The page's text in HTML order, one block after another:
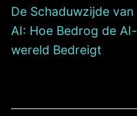
De Schaduwzijde van
AI: Hoe Bedrog de AI-
wereld Bedreigt